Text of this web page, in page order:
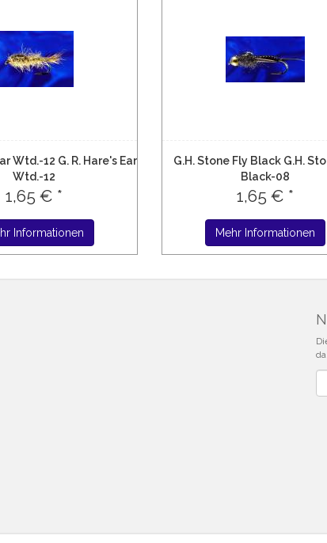
Wtd.-12 G. R. Hare's Ear
Wtd.-12
1,65 € *
Informationen
G.H. Stone Fly Black G.H.
Black-08
1,65 € *
Mehr Informationen